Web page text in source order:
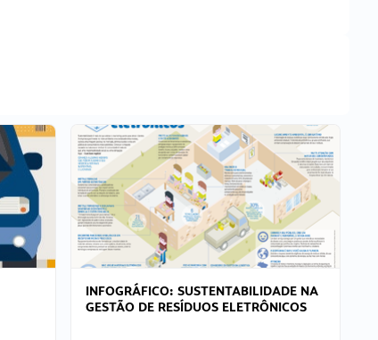
INFOGRÁFICO: SUSTENTABILIDADE NA
GESTÃO DE RESÍDUOS ELETRÔNICOS